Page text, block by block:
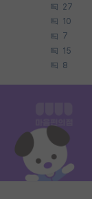
27
10
7
15
8